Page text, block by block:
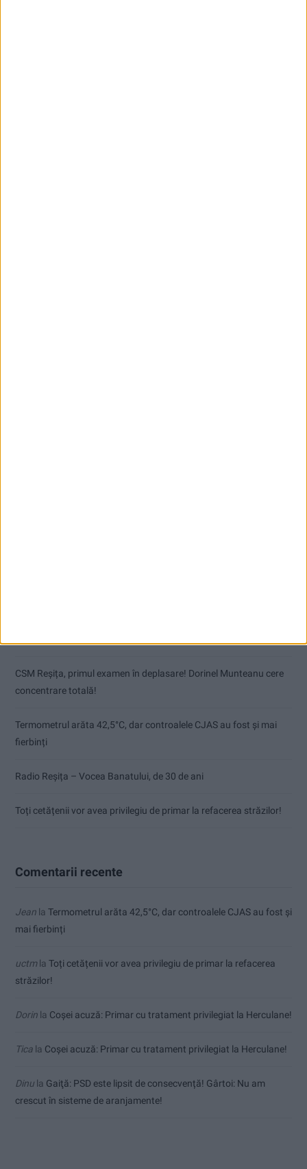
CSM Reșița, primul examen în deplasare! Dorinel Munteanu cere
concentrare totală!
Termometrul arăta 42,5°C, dar controalele CJAS au fost și mai
fierbinți
Radio Reșița – Vocea Banatului, de 30 de ani
Toți cetățenii vor avea privilegiu de primar la refacerea străzilor!
Comentarii recente
Jean la Termometrul arăta 42,5°C, dar controalele CJAS au fost și
mai fierbinți
uctmla Toți cetățenii vor avea privilegiu de primar la refacerea
străzilor!
Dorin la Coșei acuză: Primar cu tratament privilegiat la Herculane!
Tica la Coșei acuză: Primar cu tratament privilegiat la Herculane!
Dinu la Gaiţă: PSD este lipsit de consecvență! Gârtoi: Nu am
crescut în sisteme de aranjamente!